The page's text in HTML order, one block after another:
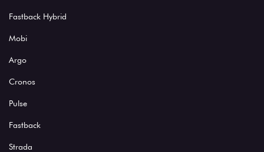
Fastback Hybrid
Mobi
Argo
Cronos
Pulse
Fastback
Strada